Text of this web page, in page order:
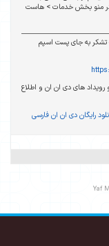
در منو بخش خدمات > هاست
تشکر به جای پست اسپم
های دی ان ان و اطلاع
رایگان دی ان ان فارسی
Yaf